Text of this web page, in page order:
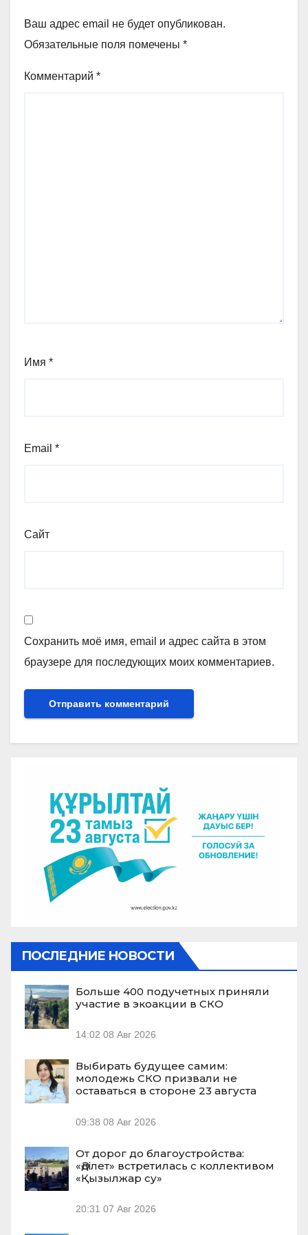
Ваш адрес email не будет опубликован.
Обязательные поля помечены *
Комментарий *
Имя *
Email *
Сайт
Сохранить моё имя, email и адрес сайта в этом
браузере для последующих моих комментариев.
ПОСЛЕДНИЕ НОВОСТИ
Больше 400 подучетных приняли
участие в экоакции в СКО
14:02 08 Авг 2026
Выбирать будущее самим:
молодежь СКО призвали не
оставаться в стороне 23 августа
09:38 08 Авг 2026
От дорог до благоустройства:
«Әділет» встретилась с коллективом
«Қызылжар су»
20:31 07 Авг 2026